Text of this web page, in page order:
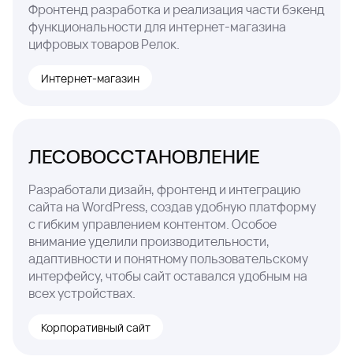
Фронтенд разработка и реализация части бэкенд
функциональности для интернет-магазина
цифровых товаров Релок.
Интернет-магазин
ЛЕСОВОССТАНОВЛЕНИЕ
Разработали дизайн, фронтенд и интеграцию
сайта на WordPress, создав удобную платформу
с гибким управлением контентом. Особое
внимание уделили производительности,
адаптивности и понятному пользовательскому
интерфейсу, чтобы сайт оставался удобным на
всех устройствах.
Корпоративный сайт